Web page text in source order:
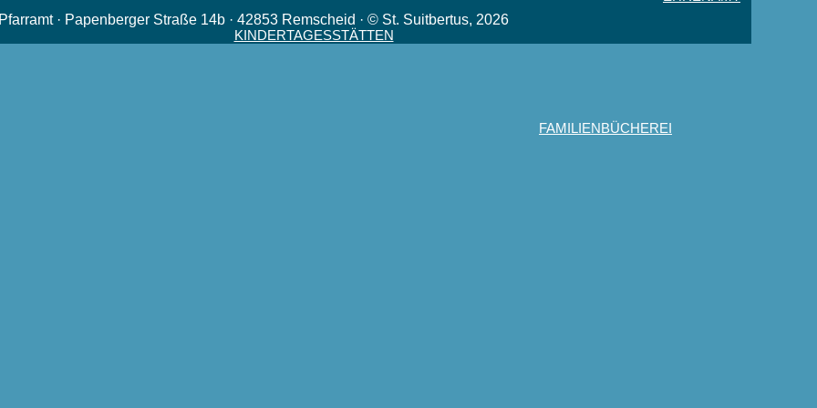
KINDERTAGESSTÄTTEN
FAMILIENBÜCHEREI
· Papenberger Straße 14b · 42853 Remscheid · © St. Suitbertus, 2026